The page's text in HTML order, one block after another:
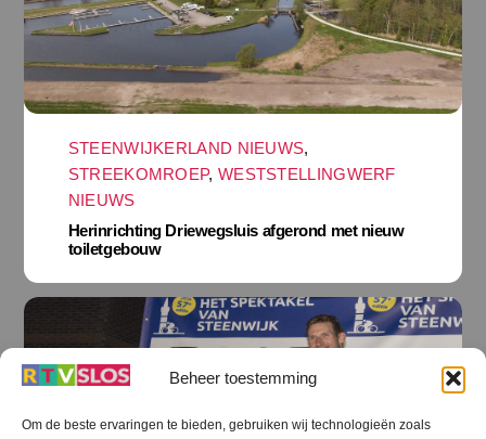
Beheer toestemming
Om de beste ervaringen te bieden, gebruiken wij technologieën zoals
STEENWIJKERLAND NIEUWS,
STREEKOMROEP, WESTSTELLINGWERF
NIEUWS
Herinrichting Driewegsluis afgerond met nieuw
toiletgebouw